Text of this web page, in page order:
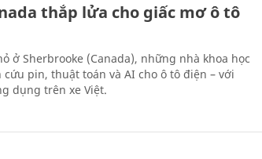
thắp lửa cho giấc mơ ô tô
ở Sherbrooke (Canada), những nhà khoa học
pin, thuật toán và AI cho ô tô điện – với
dụng trên xe Việt.